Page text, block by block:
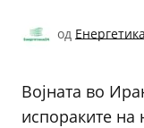
од
Војната во
испораките на